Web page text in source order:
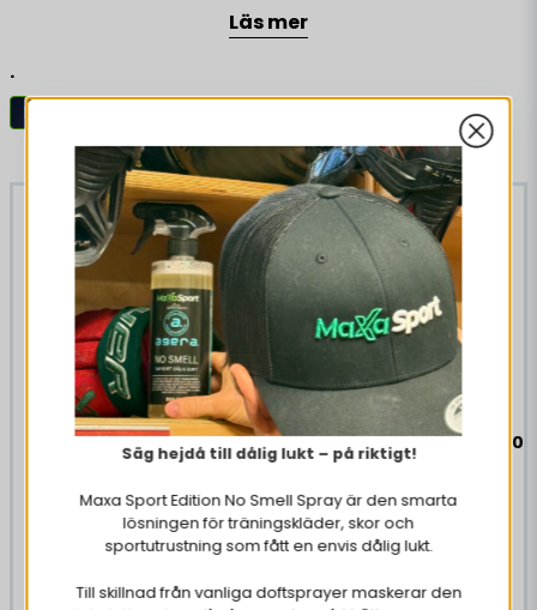
Näringsvärde per 100g/ml.
Mättat fett0.10 g
Kolhydrater0.50 g
Sockerarter0.50 g
Salt0.01 g
Läs mer
.
Liknande produkter
24 x Latitude 65 Ängen
330 ml
-36%
289 kr
Tillfälligt slut
12 x Powerade Cherry 500
ml
349 kr 259 kr
KÖP NU
Säg hejdå till dålig lukt – på riktigt!
Maxa Sport Edition No Smell Spray är den smarta
lösningen för träningskläder, skor och
sportutrustning som fått en envis dålig lukt.
Till skillnad från vanliga doftsprayer maskerar den